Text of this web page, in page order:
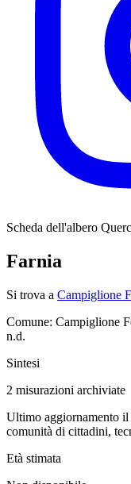
Scheda dell'albero
Farnia
Si trova a Campiglione
Comune: Campiglione
n.d.
Sintesi
2 misurazioni archiviate
Ultimo aggiornamento
comunità di cittadini,
Età stimata